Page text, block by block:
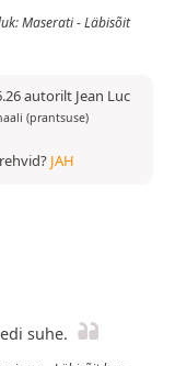
Maserati - Läbisõit
autorilt Jean Luc
(prantsuse)
JAH
suhe.